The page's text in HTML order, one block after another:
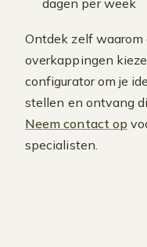
dagen per week
Ontdek zelf
overkappingen
configurator om je
stellen en ontvang
Neem contact op
specialisten.